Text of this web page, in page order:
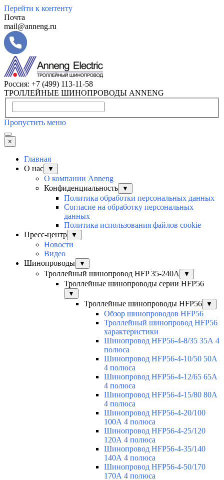
Перейти к контенту
Почта
mail@anneng.ru
Россия: +7 (499) 113-11-58
ТРОЛЛЕЙНЫЕ ШИНОПРОВОДЫ ANNENG
Пропустить меню
×
Главная
О нас
▼
О компании Anneng
Конфиденциальность
▼
Политика обработки персональных данных
Согласие на обработку персональных
данных
Политика использования файлов cookie
Пресс-центр
▼
Новости
Видео
Шинопроводы
▼
Троллейный шинопровод HFP 35-240А ▼
Троллейные шинопроводы серии HFP56
▼
Троллейные шинопроводы HFP56 ▼
Обзор шинопроводов HFP56
Троллейный шинопровод HFP56
характеристики
Шинопровод HFP56-4-8/35 35А 4
полюса
Шинопровод HFP56-4-10/50 50А
4 полюса
Шинопровод HFP56-4-12/65 65А
4 полюса
Шинопровод HFP56-4-15/80 80А
4 полюса
Шинопровод HFP56-4-20/100
100А 4 полюса
Шинопровод HFP56-4-25/120
120А 4 полюса
Шинопровод HFP56-4-35/140
140А 4 полюса
Шинопровод HFP56-4-50/170
170А 4 полюса